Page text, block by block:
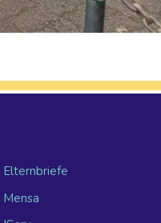
Elternbriefe
Mensa